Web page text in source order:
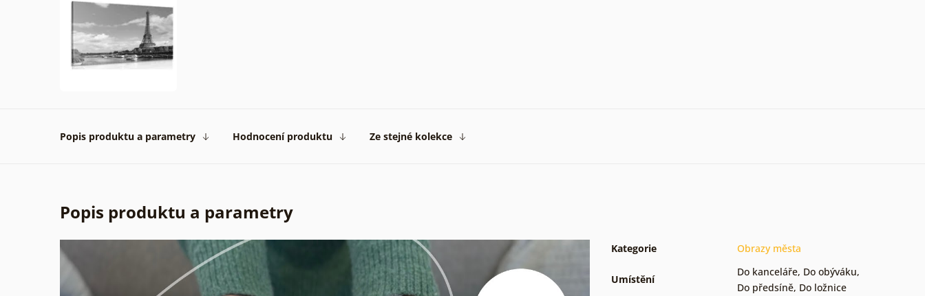
Popis produktu a parametry Hodnocení produktu Ze stejné kolekce
Popis produktu a parametry
Kategorie Obrazy města
Umístění
Do kanceláře, Do obýváku,
Do předsíně, Do ložnice